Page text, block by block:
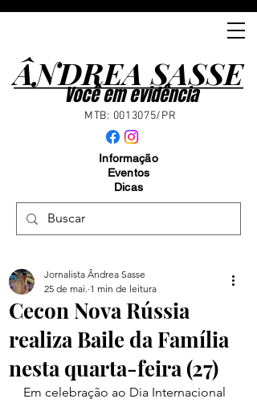
ÂNDREA SASSE
ÂNDREA SASSE
Você em evidência
MTB: 0013075/PR
Informação
Eventos
Dicas
Cecon Nova Rússia
realiza Baile da Família
nesta quarta-feira (27)
Jornalista Ândrea Sasse
25 de mai. 1 min de leitura
Em celebração ao Dia Internacional